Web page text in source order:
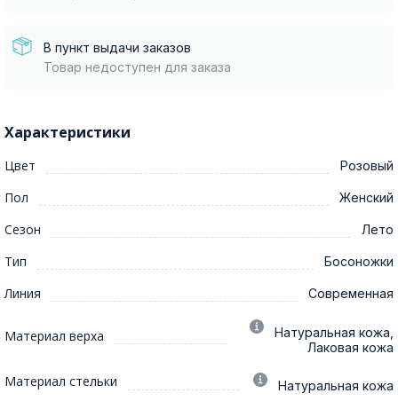
В пункт выдачи заказов
Товар недоступен для заказа
Характеристики
Цвет Розовый
Пол Женский
Сезон Лето
Тип Босоножки
Линия Современная
Материал верха
Натуральная кожа,
Лаковая кожа
Материал стельки Натуральная кожа